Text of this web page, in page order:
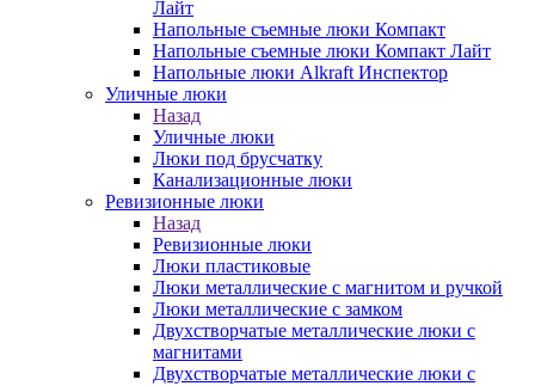
Лайт
Напольные съемные люки Компакт
Напольные съемные люки Компакт Лайт
Напольные люки Alkraft Инспектор
Уличные люки
Назад
Уличные люки
Люки под брусчатку
Канализационные люки
Ревизионные люки
Назад
Ревизионные люки
Люки пластиковые
Люки металлические с магнитом и ручкой
Люки металлические с замком
Двухстворчатые металлические люки с
магнитами
Двухстворчатые металлические люки с